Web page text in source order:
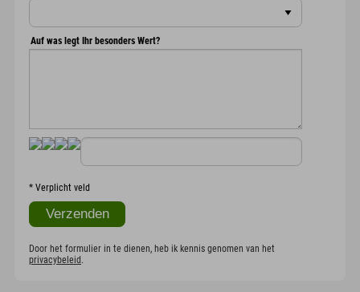
Auf was legt Ihr besonders Wert?
* Verplicht veld
Door het formulier in te dienen, heb ik kennis genomen van het
privacybeleid .